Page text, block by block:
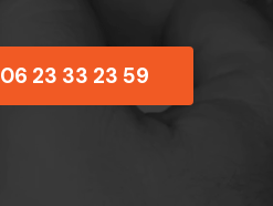
06 23 33 23 59